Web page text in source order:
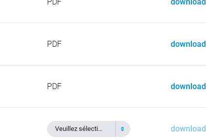
PDF download
PDF download
Veuillez sélectionner download